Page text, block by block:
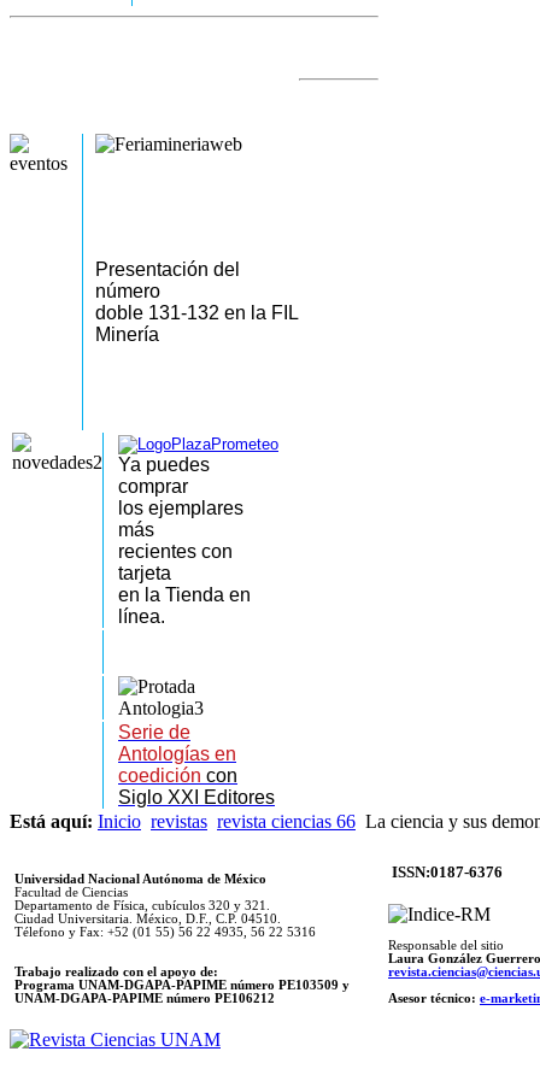
Presentación del
número
doble 131-132 en la FIL
Minería
Ya puedes
comprar
los ejemplares
más
recientes con
tarjeta
en la Tienda en
línea.
Serie de
Antologías en
coedición con
Siglo XXI Editores
Está aquí: Inicio revistas revista ciencias 66 La ciencia y sus
Universidad Nacional Autónoma de México
Facultad de Ciencias
Departamento de Física, cubículos 320 y 321.
Ciudad Universitaria. México, D.F., C.P. 04510.
Télefono y Fax: +52 (01 55) 56 22 4935, 56 22 5316
Trabajo realizado con el apoyo de:
Programa UNAM-DGAPA-PAPIME número PE103509 y
UNAM-DGAPA-PAPIME número PE106212
ISSN:0187-6376
Responsable del sitio
Laura González Guerrero
Asesor técnico: e-